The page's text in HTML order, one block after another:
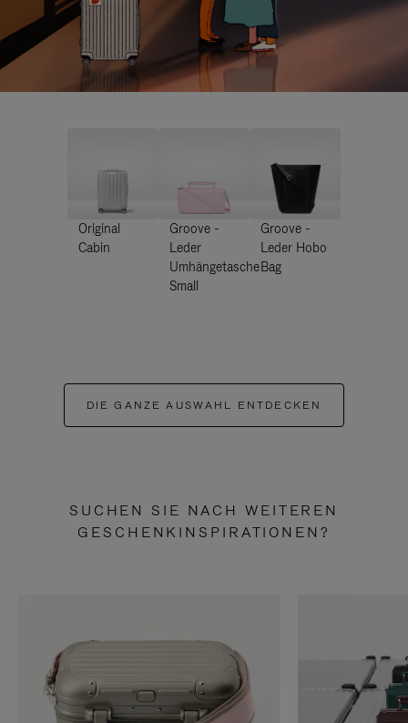
Original
Cabin
Groove -
Leder
Umhängetasche
Small
Groove -
Leder Hobo
Bag
DIE GANZE AUSWAHL ENTDECKEN
SUCHEN SIE NACH WEITEREN
GESCHENKINSPIRATIONEN?